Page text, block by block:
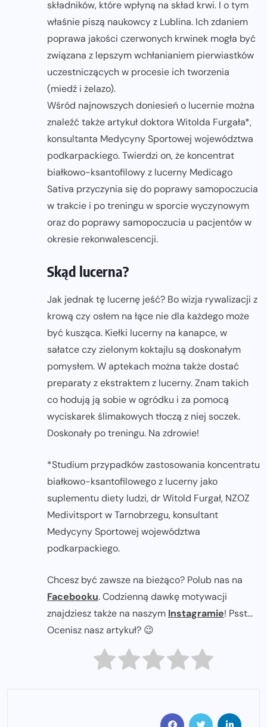
składników, które wpłyną na skład krwi. I o tym
właśnie piszą naukowcy z Lublina. Ich zdaniem
poprawa jakości czerwonych krwinek mogła być
związana z lepszym wchłanianiem pierwiastków
uczestniczących w procesie ich tworzenia
(miedź i żelazo).
Wśród najnowszych doniesień o lucernie można
znaleźć także artykuł doktora Witolda Furgała*,
konsultanta Medycyny Sportowej województwa
podkarpackiego. Twierdzi on, że koncentrat
białkowo-ksantofilowy z lucerny Medicago
Sativa przyczynia się do poprawy samopoczucia
w trakcie i po treningu w sporcie wyczynowym
oraz do poprawy samopoczucia u pacjentów w
okresie rekonwalescencji.
Skąd lucerna?
Jak jednak tę lucernę jeść? Bo wizja rywalizacji z
krową czy osłem na łące nie dla każdego może
być kusząca. Kiełki lucerny na kanapce, w
sałatce czy zielonym koktajlu są doskonałym
pomysłem. W aptekach można także dostać
preparaty z ekstraktem z lucerny. Znam takich
co hodują ją sobie w ogródku i za pomocą
wyciskarek ślimakowych tłoczą z niej soczek.
Doskonały po treningu. Na zdrowie!
*Studium przypadków zastosowania koncentratu
białkowo-ksantofilowego z lucerny jako
suplementu diety ludzi, dr Witold Furgał, NZOZ
Medivitsport w Tarnobrzegu, konsultant
Medycyny Sportowej województwa
podkarpackiego.
Chcesz być zawsze na bieżąco? Polub nas na
Facebooku. Codzienną dawkę motywacji
znajdziesz także na naszym Instagramie! Psst...
Ocenisz nasz artykuł? 😉